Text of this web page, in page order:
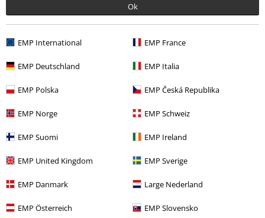
Ok
EMP International EMP France
EMP Deutschland EMP Italia
EMP Polska EMP Česká Republika
EMP Norge EMP Schweiz
EMP Suomi EMP Ireland
EMP United Kingdom EMP Sverige
EMP Danmark Large Nederland
EMP Österreich EMP Slovensko
Sag uns deine Meinung zu "Soccer Jersey".
Zuletzt angesehene Artikel